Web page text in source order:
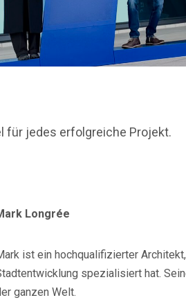
für jedes erfolgreiche Projekt.
Longrée
ist ein hochqualifizierter
spezialisiert hat.
ganzen Welt.